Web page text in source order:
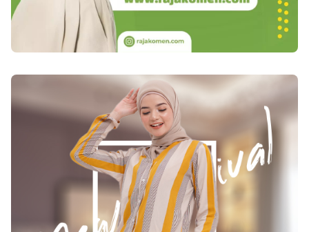
Tomography (PET). 3. Mengambil sampel
jaringan untuk pengujian Biopsi adalah
prosedur untuk mengambil sampel jaringan
dilakukan menggunakan jarum sebelum operasi
atau selama operasi untuk mengangkat
GBM. Sampel dikirim ke laboratorium untuk
pengujian. Tes dapat mengetahui apakah sel-sel
itu kanker atau apakah itu sel GBM. Tes khusus
sel kanker dapat memberi tim dokter pasien
lebih banyak informasi tentang GMB dan
prognosis pasien. Tim menggunakan informasi
ini untuk membuat rencana perawatan. Prosedur
Pengobatan kanker otak stadium 4 Kanker otak